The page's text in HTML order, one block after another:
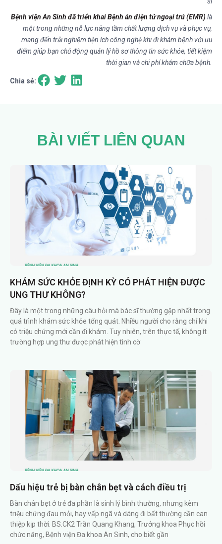
Bệnh viện An Sinh đã triển khai Bệnh án điện tử ngoại trú (EMR) là
một trong những nỗ lực nâng tầm chất lượng dịch vụ và phục vụ,
mang đến trải nghiệm tiện ích công nghệ khi đi khám bệnh với ưu
điểm giúp bạn chủ động quản lý hồ sơ thông tin sức khỏe, tiết kiệm
thời gian và chi phí khám chữa bệnh.
Chia sẻ:
BÀI VIẾT LIÊN QUAN
KHÁM SỨC KHỎE ĐỊNH KỲ CÓ PHÁT HIỆN ĐƯỢC
UNG THƯ KHÔNG?
Đây là một trong những câu hỏi mà bác sĩ thường gặp nhất trong
quá trình khám sức khỏe tổng quát. Nhiều người cho rằng chỉ khi
có triệu chứng mới cần đi khám. Tuy nhiên, trên thực tế, không ít
trường hợp ung thư được phát hiện tình cờ
Dấu hiệu trẻ bị bàn chân bẹt và cách điều trị
Bàn chân bẹt ở trẻ đa phần là sinh lý bình thường, nhưng kèm
triệu chứng đau mỏi, hay vấp ngã và dáng đi bất thường cần can
thiệp kịp thời. BS.CK2 Trần Quang Khang, Trưởng khoa Phục hồi
chức năng, Bệnh viện Đa khoa An Sinh, cho biết gần